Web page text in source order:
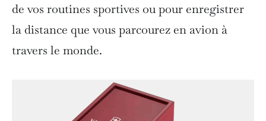
de vos routines sportives ou pour enregistrer
la distance que vous parcourez en avion à
travers le monde.